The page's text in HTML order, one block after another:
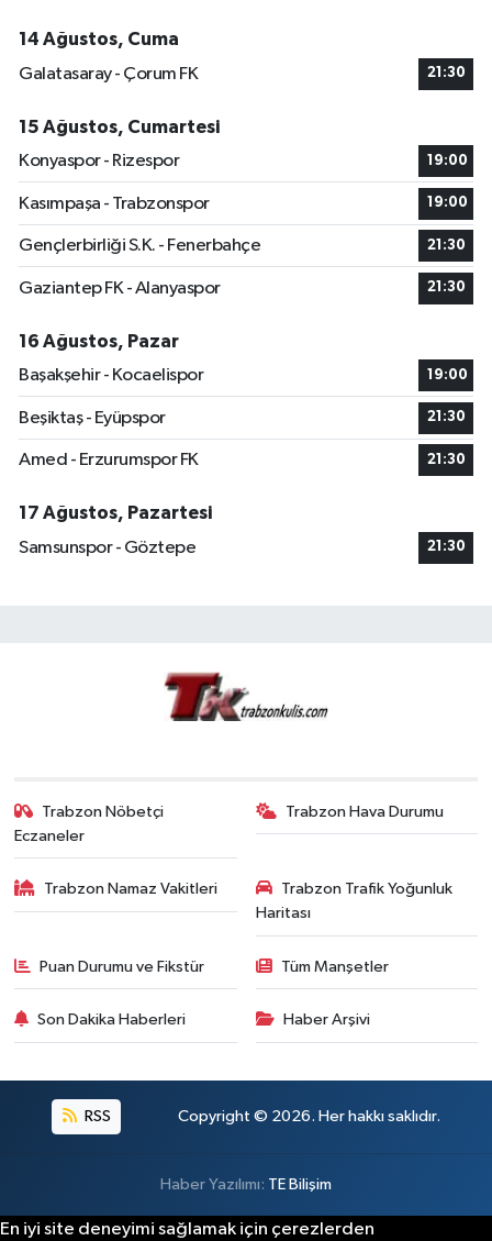
14 Ağustos, Cuma
Galatasaray - Çorum FK
21:30
15 Ağustos, Cumartesi
Konyaspor - Rizespor
19:00
Kasımpaşa - Trabzonspor 19:00
Gençlerbirliği S.K. - Fenerbahçe 21:30
Gaziantep FK - Alanyaspor 21:30
16 Ağustos, Pazar
Başakşehir - Kocaelispor
19:00
Beşiktaş - Eyüpspor 21:30
Amed - Erzurumspor FK 21:30
17 Ağustos, Pazartesi
Samsunspor - Göztepe
21:30
Trabzon Nöbetçi
Eczaneler
Trabzon Hava Durumu
Trabzon Namaz Vakitleri
Trabzon Trafik Yoğunluk
Haritası
Puan Durumu ve Fikstür Tüm Manşetler
Son Dakika Haberleri Haber Arşivi
RSS Copyright © 2026. Her hakkı saklıdır.
Haber Yazılımı: TE Bilişim
En iyi site deneyimi sağlamak için çerezlerden